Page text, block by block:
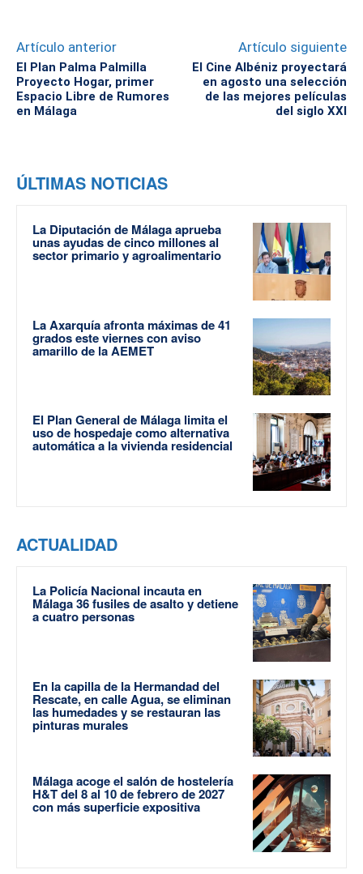
Artículo anterior
El Plan Palma Palmilla
Proyecto Hogar, primer
Espacio Libre de Rumores
en Málaga
Artículo siguiente
El Cine Albéniz proyectará
en agosto una selección
de las mejores películas
del siglo XXI
ÚLTIMAS NOTICIAS
La Diputación de Málaga aprueba
unas ayudas de cinco millones al
sector primario y agroalimentario
La Axarquía afronta máximas de 41
grados este viernes con aviso
amarillo de la AEMET
El Plan General de Málaga limita el
uso de hospedaje como alternativa
automática a la vivienda residencial
ACTUALIDAD
La Policía Nacional incauta en
Málaga 36 fusiles de asalto y detiene
a cuatro personas
En la capilla de la Hermandad del
Rescate, en calle Agua, se eliminan
las humedades y se restauran las
pinturas murales
Málaga acoge el salón de hostelería
H&T del 8 al 10 de febrero de 2027
con más superficie expositiva